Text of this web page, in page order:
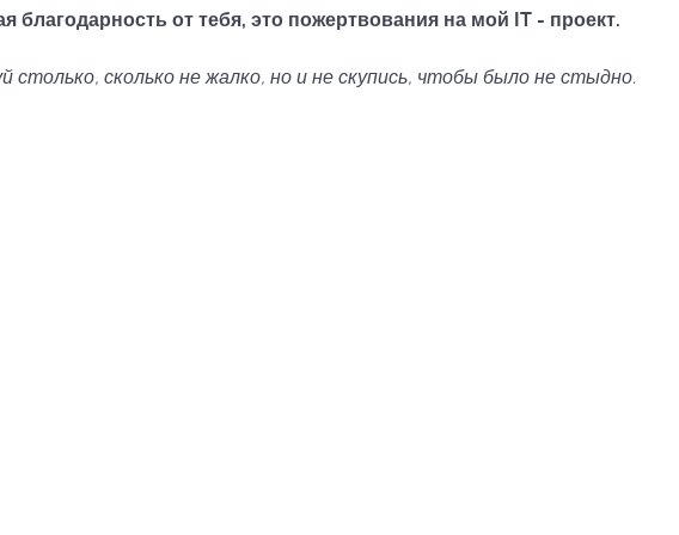
благодарность от тебя, это пожертвования на мой IT - проект.
столько, сколько не жалко, но и не скупись, чтобы было не стыдно.